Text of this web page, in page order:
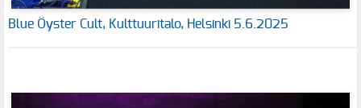
Blue Öyster Cult, Kulttuuritalo, Helsinki 5.6.2025